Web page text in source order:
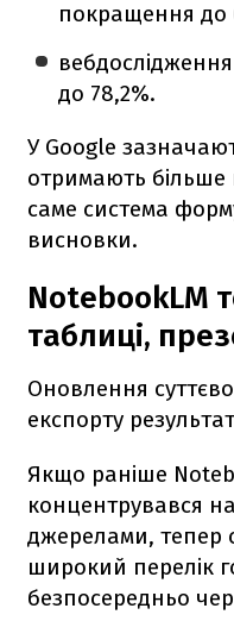
покращення до
до 78,2%.
У Google
отримають більше
саме система
висновки.
NotebookLM
таблиці,
Оновлення
експорту
Якщо раніше
концентрувався на
джерелами, тепер
широкий перелік
безпосередньо